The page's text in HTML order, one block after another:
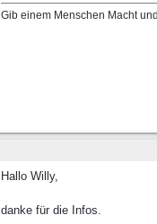
Gib einem Menschen Macht
Hallo Willy,
danke für die Infos.